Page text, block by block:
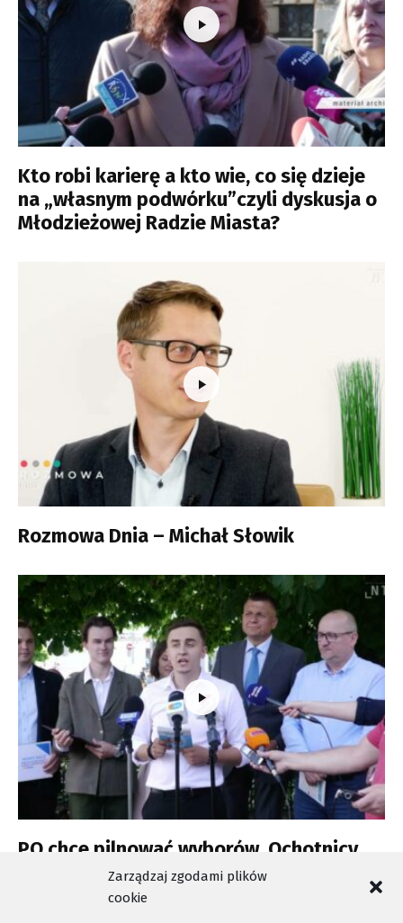
Zarządzaj zgodami plików
cookie
Kto robi karierę a kto wie, co się dzieje
na „własnym podwórku”czyli dyskusja o
Młodzieżowej Radzie Miasta?
Rozmowa Dnia – Michał Słowik
PO chce pilnować wyborów. Ochotnicy
wciąż mogą się zgłaszać